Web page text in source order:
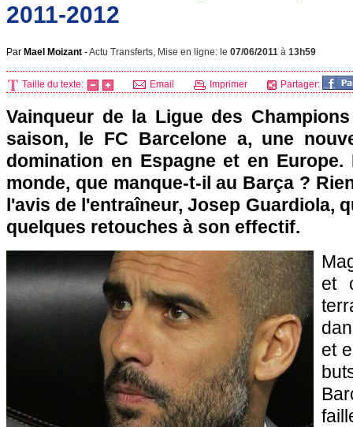
2011-2012
Par Mael Moizant -Actu Transferts, Mise en ligne: le 07/06/2011 à 13h59
Taille du texte: Email Imprimer Partager:
Vainqueur de la Ligue des
saison, le FC Barcelone a, une
domination en Espagne et en Europe.
monde, que manque-t-il au Barça ?
l'avis de l'entraîneur, Josep Guardiola,
quelques retouches à son effectif.
et
et